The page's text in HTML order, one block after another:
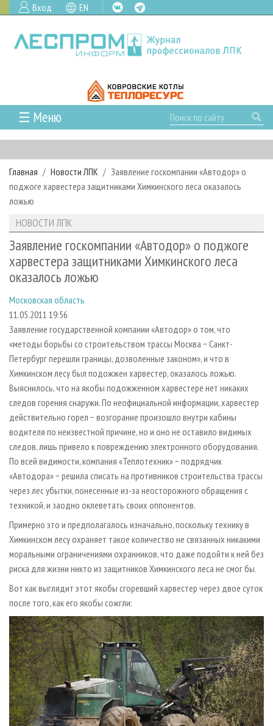
Вход EN
☰ Меню
ГЛАВНАЯ
РУБРИКИ И ТЕМЫ
РУБРИКИ ЖУРНАЛА
ЛЕСНОЕ ХОЗЯЙСТВО
ЛЕСОЗАГОТОВКА
ЛЕСОПИЛЕНИЕ
ДЕРЕВООБРАБОТКА
СУШКА ДРЕВЕСИНЫ
ПРОИЗВОДСТВО ДРЕВЕСНЫХ ПЛИТ
ДЕРЕВЯННОЕ ДОМОСТРОЕНИЕ
ПРОИЗВОДСТВО МЕБЕЛИ
БИОЭНЕРГЕТИКА
ЦБП
ИНСТРУМЕНТ И МАТЕРИАЛЫ
НОВОСТИ
КАЛЕНДАРЬ СОБЫТИЙ
НОВОСТИ ЛПК
НОВОСТИ ЖУРНАЛА
НОВОСТИ КОМПАНИЙ
ПРОЕКТЫ ЛПИ
АНАЛИТИКА
ПРЕДПРИЯТИЯ ЛПК
ЛЕСНЫЕ РЕГИОНЫ РОССИИ
ПЕРСОНЫ
МОБИЛЬНЫЕ ВЫСТАВКИ
ОФИЦИАЛЬНЫЕ ДЕЛЕГАЦИИ
ПРИОРИТЕТНЫЕ ИНВЕСТПРОЕКТЫ
RUSSIAN FORESTRY REVIEW
ГАЗЕТА ЛЕСПРОМФОРУМ
БИБЛИОТЕКА СПЕЦИАЛИСТА
АРХИВ
АРХИВ ЖУРНАЛОВ
СТАТЬИ
О ЖУРНАЛЕ
ПОДПИСКА
КОНТАКТЫ
РЕКЛАМОДАТЕЛЯМ
РЕКЛАМА
РЕКЛАМА НА САЙТЕ
Главная Новости ЛПК
Заявление госкомпании «Автодор» о
поджоге харвестера защитниками Химкинского леса оказалось
ложью
НОВОСТИ ЛПК
Заявление госкомпании «Автодор» о поджоге
харвестера защитниками Химкинского леса
оказалось ложью
Московская область
11.05.2011 19:56
Заявление государственной компании «Автодор» о том, что
«методы борьбы со строительством трассы Москва − Санкт-
Петербург перешли границы, дозволенные законом», и что в
Химкинском лесу был подожжен харвестер, оказалось ложью.
Выяснилось, что на якобы подожженном харвестере нет никаких
следов горения снаружи. По неофициальной информации, харвестер
действительно горел − возгорание произошло внутри кабины
водителя по неизвестной причине, но и оно не оставило видимых
следов, лишь привело к повреждению электронного оборудования.
По всей видимости, компания «Теплотехник» − подрядчик
«Автодора» − решила списать на противников строительства трассы
через лес убытки, понесенные из-за неосторожного обращения с
техникой, и заодно оклеветать своих оппонентов.
Примерно это и предполагалось изначально, поскольку технику в
Химкинском лесу охраняет такое количество не связанных никакими
моральными ограничениями охранников, что даже подойти к ней без
риска для жизни никто из защитников Химкинского леса не смог бы.
Вот как выглядит этот якобы сгоревший харвестер через двое суток
после того, как его якобы сожгли: